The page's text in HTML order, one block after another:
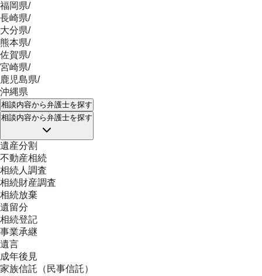
福岡県/
長崎県/
大分県/
熊本県/
佐賀県/
宮崎県/
鹿児島県/
沖縄県
相談内容から弁護士を探す
相談内容から弁護士を探す
遺産分割
不動産相続
相続人調査
相続財産調査
相続放棄
遺留分
相続登記
事業承継
遺言
成年後見
家族信託（民事信託）